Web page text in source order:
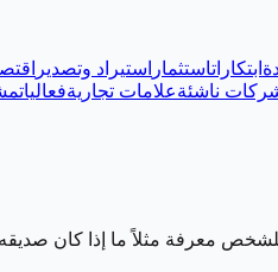
ابتكاراتاستثمار استيراد وتصدير
ناشئةعلامات تجاريةفعاليات
للشخص معرفة مثلاً ما إذا كان